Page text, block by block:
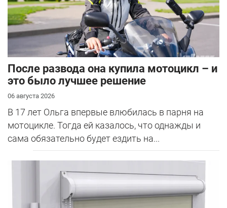
После развода она купила мотоцикл – и
это было лучшее решение
06 августа 2026
В 17 лет Ольга впервые влюбилась в парня на
мотоцикле. Тогда ей казалось, что однажды и
сама обязательно будет ездить на...